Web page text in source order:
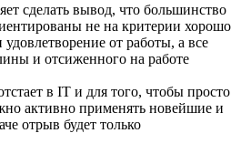
сделать вывод, что большинство
не на критерии хорошо
от работы, а все
и отсиженного на работе
в IT и для того, чтобы просто
активно применять новейшие и
отрыв будет только